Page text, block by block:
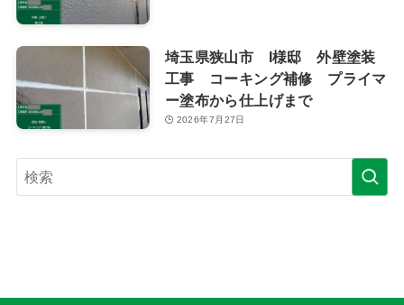
埼玉県狭山市 I様邸 外壁塗装
工事 コーキング補修 プライマ
ー塗布から仕上げまで
2026年7月27日